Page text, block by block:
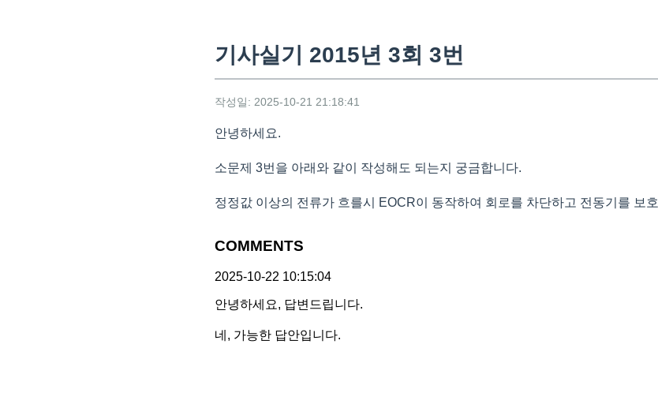
기사실기 2015년 3회 3번
작성일: 2025-10-21 21:18:41
안녕하세요.
소문제 3번을 아래와 같이 작성해도 되는지 궁금합니다.
정정값 이상의 전류가 흐를시 EOCR이 동작하여 회로를 차단하고 전동기를 보호
COMMENTS
2025-10-22 10:15:04
안녕하세요, 답변드립니다.
네, 가능한 답안입니다.